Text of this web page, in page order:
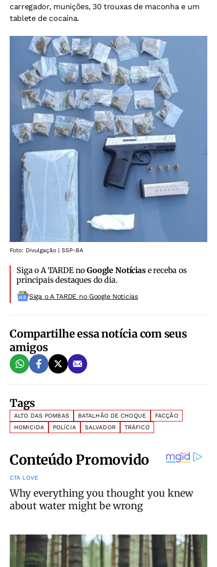
carregador, munições, 30 trouxas de maconha e um
tablete de cocaína.
Foto: Divulgação | SSP-BA
Siga o A TARDE noGoogle Notíciase receba os
principais destaques do dia.
Siga o A TARDE no Google Noticias
Compartilhe essa notícia com seus
amigos
Tags
ALTO DAS POMBAS BATALHÃO DE CHOQUE
FACÇÃO
HOMICIDA
POLÍCIA SALVADOR TRÁFICO